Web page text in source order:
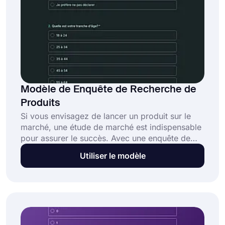
Modèle de Enquête de Recherche de
Produits
Si vous envisagez de lancer un produit sur le
marché, une étude de marché est indispensable
pour assurer le succès. Avec une enquête de
recherche sur les produits, vous connaîtrez les
problèmes rencontrés par les gens et vous
pour comprendre les besoins du marché
aujourd'hui !
Utiliser le modèle